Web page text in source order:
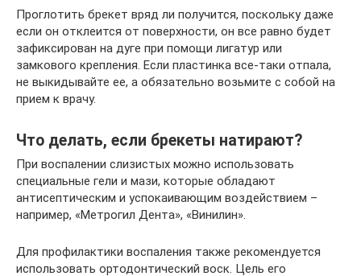
Проглотить брекет вряд ли получится, поскольку даже
если он отклеится от поверхности, он все равно будет
зафиксирован на дуге при помощи лигатур или
замкового крепления. Если пластинка все-таки отпала,
не выкидывайте ее, а обязательно возьмите с собой на
прием к врачу.
Что делать, если брекеты натирают?
При воспалении слизистых можно использовать
специальные гели и мази, которые обладают
антисептическим и успокаивающим воздействием –
например, «Метрогил Дента», «Винилин».
Для профилактики воспаления также рекомендуется
использовать ортодонтический воск. Цель его